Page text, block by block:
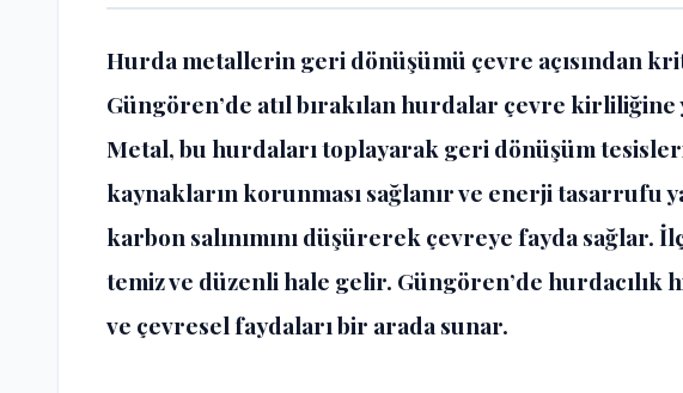
Hurda metallerin geri dönüşümü çevre açısından
Güngören’de atıl bırakılan hurdalar çevre
Metal, bu hurdaları toplayarak geri dönüşüm
kaynakların korunması sağlanır ve enerji tasarrufu
karbon salınımını düşürerek çevreye fayda sağlar.
temiz ve düzenli hale gelir. Güngören’de hurdacılık
ve çevresel faydaları bir arada sunar.